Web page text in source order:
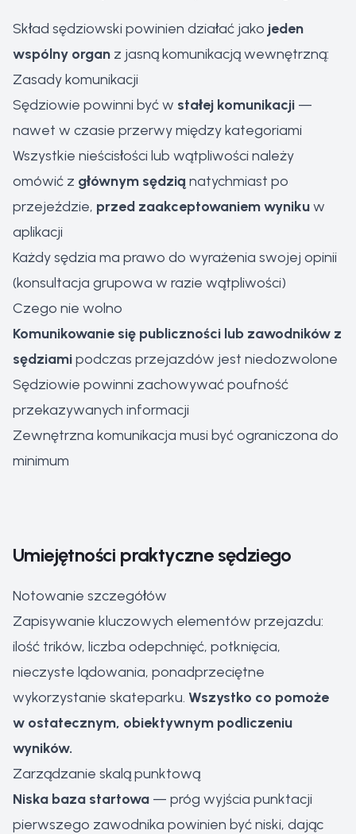
Skład sędziowski powinien działać jako jeden
wspólny organ z jasną komunikacją wewnętrzną:
Zasady komunikacji
Sędziowie powinni być w stałej komunikacji —
nawet w czasie przerwy między kategoriami
Wszystkie nieścisłości lub wątpliwości należy
omówić z głównym sędzią natychmiast po
przejeździe, przed zaakceptowaniem wynikuw
aplikacji
Każdy sędzia ma prawo do wyrażenia swojej opinii
(konsultacja grupowa w razie wątpliwości)
Czego nie wolno
Komunikowanie się publiczności lub zawodników z
sędziamipodczas przejazdów jest niedozwolone
Sędziowie powinni zachowywać poufność
przekazywanych informacji
Zewnętrzna komunikacja musi być ograniczona do
minimum
Umiejętności praktyczne sędziego
Notowanie szczegółów
Zapisywanie kluczowych elementów przejazdu:
ilość trików, liczba odepchnięć, potknięcia,
nieczyste lądowania, ponadprzeciętne
wykorzystanie skateparku. Wszystko co pomoże
w ostatecznym, obiektywnym podliczeniu
wyników.
Zarządzanie skalą punktową
Niska baza startowa — próg wyjścia punktacji
pierwszego zawodnika powinien być niski, dając